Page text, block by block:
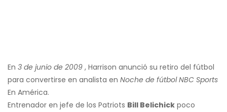
En 3 de junio de 2009 , Harrison anunció su retiro del fútbol
para convertirse en analista en Noche de fútbol NBC Sports
En América.
Entrenador en jefe de los Patriots Bill Belichick poco